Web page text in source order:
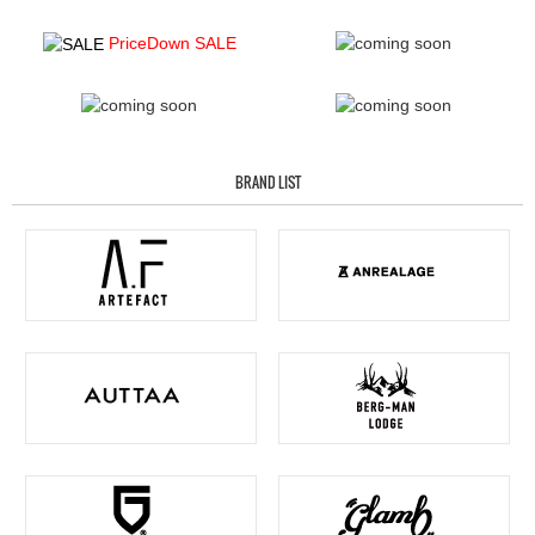
PriceDown SALE
BRAND LIST